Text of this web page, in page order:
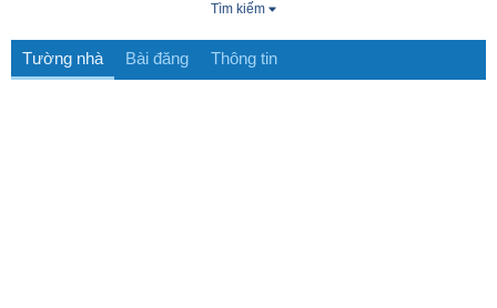
Tìm kiếm
Tường nhà Bài đăng Thông tin